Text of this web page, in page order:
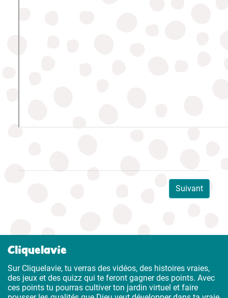
Suivant
Cliquelavie
Sur Cliquelavie, tu verras des vidéos, des histoires vraies,
des jeux et des quizz qui te feront gagner des points. Avec
ces points tu pourras cultiver ton jardin virtuel et faire